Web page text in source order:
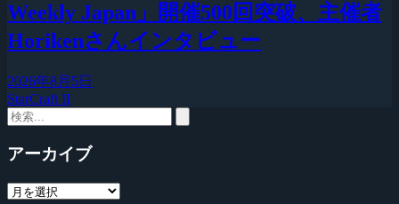
Weekly Japan」開催500回突破、主催者
Horikenさんインタビュー
2026年8月5日
StarCraft II
アーカイブ